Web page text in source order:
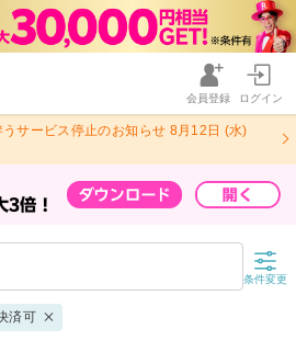
会員登録 ログイン
サービス停止のお知らせ 8月12日 (水)
条件変更
済可